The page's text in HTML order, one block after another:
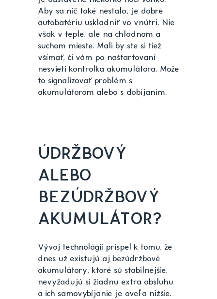
Aby sa nič také nestalo, je dobré
autobatériu uskladniť vo vnútri. Nie
však v teple, ale na chladnom a
suchom mieste. Mali by ste si tiež
všímať, či vám po naštartovaní
nesvieti kontrolka akumulátora. Može
to signalizovať problém s
akumulátorom alebo s dobíjaním.
ÚDRŽBOVÝ
ALEBO
BEZÚDRŽBOVÝ
AKUMULÁTOR?
Vývoj technológií prispel k tomu, že
dnes už existujú aj bezúdržbové
akumulátory, ktoré sú stabilnejšie,
nevyžadujú si žiadnu extra obsluhu
a ich samovybíjanie je oveľa nižšie.